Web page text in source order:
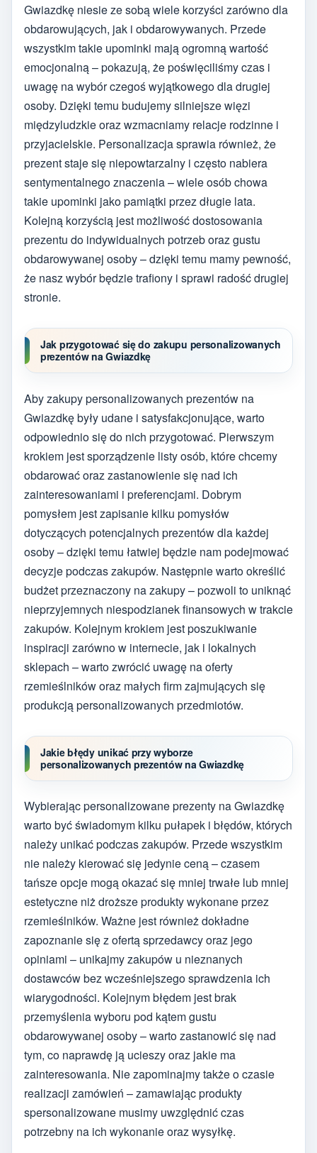
Gwiazdkę niesie ze sobą wiele korzyści zarówno dla
obdarowujących, jak i obdarowywanych. Przede
wszystkim takie upominki mają ogromną wartość
emocjonalną – pokazują, że poświęciliśmy czas i
uwagę na wybór czegoś wyjątkowego dla drugiej
osoby. Dzięki temu budujemy silniejsze więzi
międzyludzkie oraz wzmacniamy relacje rodzinne i
przyjacielskie. Personalizacja sprawia również, że
prezent staje się niepowtarzalny i często nabiera
sentymentalnego znaczenia – wiele osób chowa
takie upominki jako pamiątki przez długie lata.
Kolejną korzyścią jest możliwość dostosowania
prezentu do indywidualnych potrzeb oraz gustu
obdarowywanej osoby – dzięki temu mamy pewność,
że nasz wybór będzie trafiony i sprawi radość drugiej
stronie.
Jak przygotować się do zakupu personalizowanych
prezentów na Gwiazdkę
Aby zakupy personalizowanych prezentów na
Gwiazdkę były udane i satysfakcjonujące, warto
odpowiednio się do nich przygotować. Pierwszym
krokiem jest sporządzenie listy osób, które chcemy
obdarować oraz zastanowienie się nad ich
zainteresowaniami i preferencjami. Dobrym
pomysłem jest zapisanie kilku pomysłów
dotyczących potencjalnych prezentów dla każdej
osoby – dzięki temu łatwiej będzie nam podejmować
decyzje podczas zakupów. Następnie warto określić
budżet przeznaczony na zakupy – pozwoli to uniknąć
nieprzyjemnych niespodzianek finansowych w trakcie
zakupów. Kolejnym krokiem jest poszukiwanie
inspiracji zarówno w internecie, jak i lokalnych
sklepach – warto zwrócić uwagę na oferty
rzemieślników oraz małych firm zajmujących się
produkcją personalizowanych przedmiotów.
Jakie błędy unikać przy wyborze
personalizowanych prezentów na Gwiazdkę
Wybierając personalizowane prezenty na Gwiazdkę
warto być świadomym kilku pułapek i błędów, których
należy unikać podczas zakupów. Przede wszystkim
nie należy kierować się jedynie ceną – czasem
tańsze opcje mogą okazać się mniej trwałe lub mniej
estetyczne niż droższe produkty wykonane przez
rzemieślników. Ważne jest również dokładne
zapoznanie się z ofertą sprzedawcy oraz jego
opiniami – unikajmy zakupów u nieznanych
dostawców bez wcześniejszego sprawdzenia ich
wiarygodności. Kolejnym błędem jest brak
przemyślenia wyboru pod kątem gustu
obdarowywanej osoby – warto zastanowić się nad
tym, co naprawdę ją ucieszy oraz jakie ma
zainteresowania. Nie zapominajmy także o czasie
realizacji zamówień – zamawiając produkty
spersonalizowane musimy uwzględnić czas
potrzebny na ich wykonanie oraz wysyłkę.